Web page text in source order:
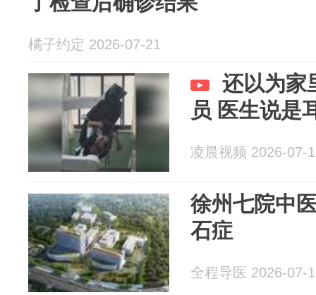
橘子约定 2026-07-21
还以为家
员 医生说是
凌晨视频 2026-07-
徐州七院中
石症
全程导医 2026-07-